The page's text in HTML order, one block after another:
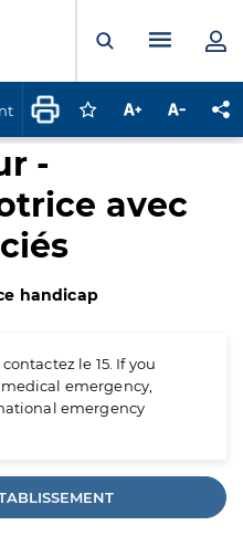
Ouvrir laMenu
Connectez-vous
Augmenter la
-
avec
handicap
le 15. If you
emergency,
emergency